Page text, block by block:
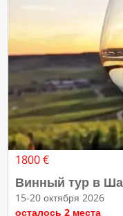
1800 €
Винный тур в
15-20 октября 2026
осталось 2 места